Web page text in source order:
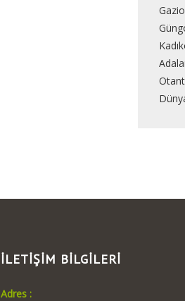
İLETİŞİM BİLGİLERİ
Adres :